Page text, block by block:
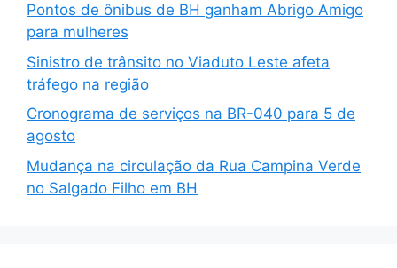
Pontos de ônibus de BH ganham Abrigo Amigo
para mulheres
Sinistro de trânsito no Viaduto Leste afeta
tráfego na região
Cronograma de serviços na BR-040 para 5 de
agosto
Mudança na circulação da Rua Campina Verde
no Salgado Filho em BH